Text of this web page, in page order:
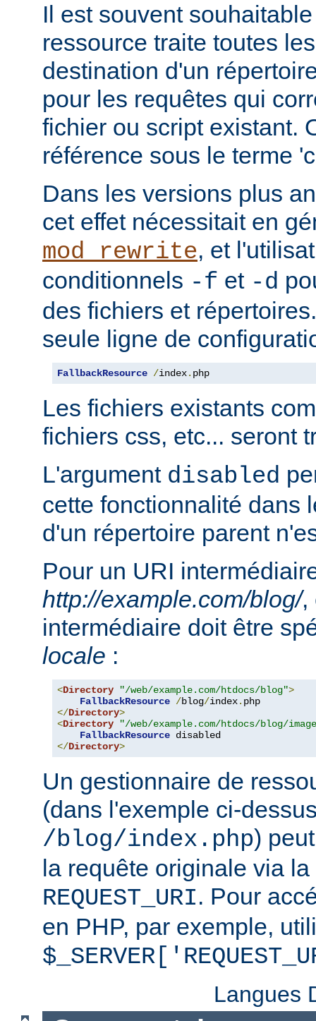
Il est souvent
ressource traite toutes
destination d'un
pour les requêtes qui
fichier ou script existant.
référence sous le terme
Dans les versions plus
cet effet nécessitait en
mod_rewrite, et
conditionnels -f et -d
des fichiers et
seule ligne de
FallbackResource /index. php
Les fichiers existants
fichiers css, etc... seront
L'argument disabled
cette fonctionnalité dans
d'un répertoire parent
Pour un URI
http://example.com/blog/,
intermédiaire doit être
locale :
<Directory "/web/example.com/htdocs/blog">
FallbackResource /blog/index.
</Directory>
<Directory
"/web/example.com/htdocs/blog/
FallbackResource
</Directory>
Un gestionnaire de
(dans l'exemple ci-
/blog/index.php)
la requête originale via
REQUEST_URI. Pour
en PHP, par exemple,
Langues